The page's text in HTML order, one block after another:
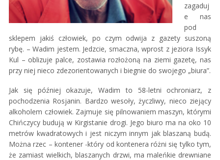
zagaduj
e nas
pod
sklepem jakiś człowiek, po czym odwija z gazety suszoną
rybę. – Wadim jestem. Jedzcie, smaczna, wprost z jeziora Issyk
Kul – oblizuje palce, zostawia rozłożoną na ziemi gazetę, nas
przy niej nieco zdezorientowanych i biegnie do swojego „biura”.
Jak się później okazuje, Wadim to 58-letni ochroniarz, z
pochodzenia Rosjanin. Bardzo wesoły, życzliwy, nieco ziejący
alkoholem człowiek. Zajmuje się pilnowaniem maszyn, którymi
Chińczycy budują w Kirgistanie drogi. Jego biuro ma na oko 10
metrów kwadratowych i jest niczym innym jak blaszaną budą.
Można rzec – kontener -który od kontenera różni się tylko tym,
że zamiast wielkich, blaszanych drzwi, ma maleńkie drewniane